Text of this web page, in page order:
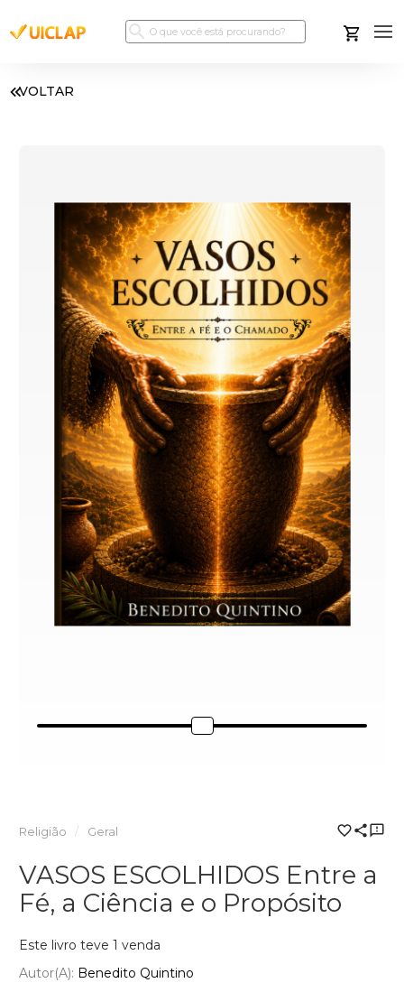
VOLTAR
Religião Geral
VASOS ESCOLHIDOS Entre a
Fé, a Ciência e o Propósito
Este livro teve 1 venda
Autor(a): Benedito Quintino